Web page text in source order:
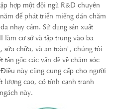
hợp một đội ngũ R&D chuyên
để phát triển miếng dán chăm
nhạy cảm. Sử dụng sản xuất
làm cơ sở và tập trung vào ba
sửa chữa, và an toàn", chúng tôi
tận gốc các vấn đề về chăm sóc
này cũng cung cấp cho người
lượng cao, có tính cạnh tranh
này.